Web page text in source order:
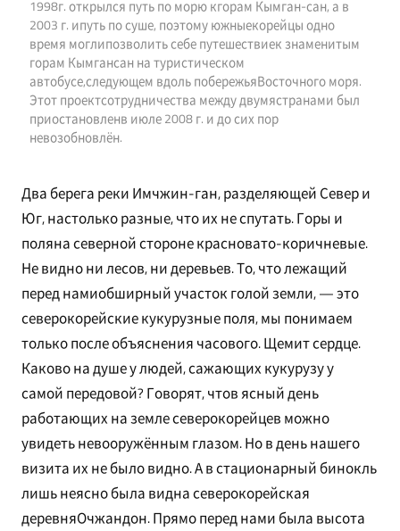
1998г. открылся путь по морю кгорам Кымган-сан, а в
2003 г. ипуть по суше, поэтому южныекорейцы одно
время моглипозволить себе путешествиек знаменитым
горам Кымгансан на туристическом
автобусе,следующем вдоль побережьяВосточного моря.
Этот проектсотрудничества между двумястранами был
приостановленв июле 2008 г. и до сих пор
невозобновлён.
Два берега реки Имчжин-ган, разделяющей Север и
Юг, настолько разные, что их не спутать. Горы и
поляна северной стороне красновато-коричневые.
Не видно ни лесов, ни деревьев. То, что лежащий
перед намиобширный участок голой земли, — это
северокорейские кукурузные поля, мы понимаем
только после объяснения часового. Щемит сердце.
Каково на душе у людей, сажающих кукурузу у
самой передовой? Говорят, чтов ясный день
работающих на земле северокорейцев можно
увидеть невооружённым глазом. Но в день нашего
визита их не было видно. А в стационарный бинокль
лишь неясно была видна северокорейская
деревняОчжандон. Прямо перед нами была высота